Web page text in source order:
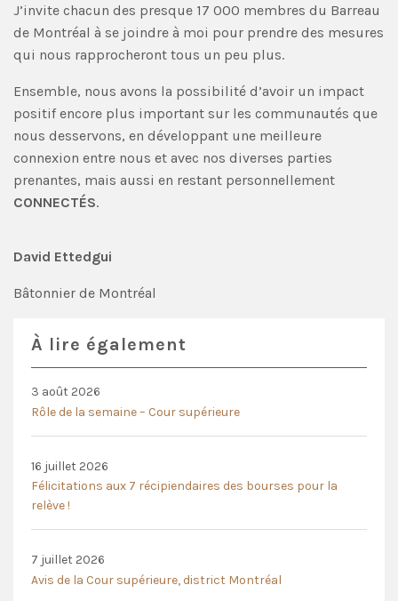
J’invite chacun des presque 17 000 membres du Barreau
de Montréal à se joindre à moi pour prendre des mesures
qui nous rapprocheront tous un peu plus.
Ensemble, nous avons la possibilité d’avoir un impact
positif encore plus important sur les communautés que
nous desservons, en développant une meilleure
connexion entre nous et avec nos diverses parties
prenantes, mais aussi en restant personnellement
CONNECTÉS.
David Ettedgui
Bâtonnier de Montréal
À lire également
3 août 2026
Rôle de la semaine – Cour supérieure
16 juillet 2026
Félicitations aux 7 récipiendaires des bourses pour la
relève !
7 juillet 2026
Avis de la Cour supérieure, district Montréal